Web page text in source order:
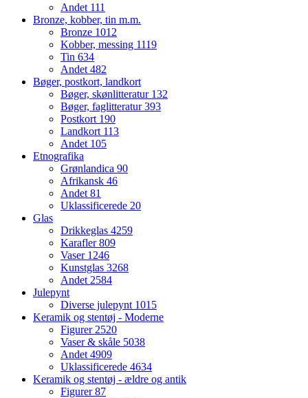
Andet 111
Bronze, kobber, tin m.m.
Bronze 1012
Kobber, messing 1119
Tin 634
Andet482
Bøger, postkort, landkort
Bøger, skønlitteratur 132
Bøger, faglitteratur393
Postkort 190
Landkort 113
Andet 105
Etnografika
Grønlandica 90
Afrikansk 46
Andet81
Uklassificerede 20
Glas
Drikkeglas 4259
Karafler809
Vaser 1246
Kunstglas 3268
Andet2584
Julepynt
Diverse julepynt 1015
Keramik og stentøj - Moderne
Figurer2520
Vaser & skåle 5038
Andet4909
Uklassificerede 4634
Keramik og stentøj - ældre og antik
Figurer87